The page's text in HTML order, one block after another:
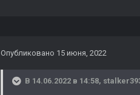
Опубликовано 15 июня, 2022
В 14.06.2022 в 14:58,